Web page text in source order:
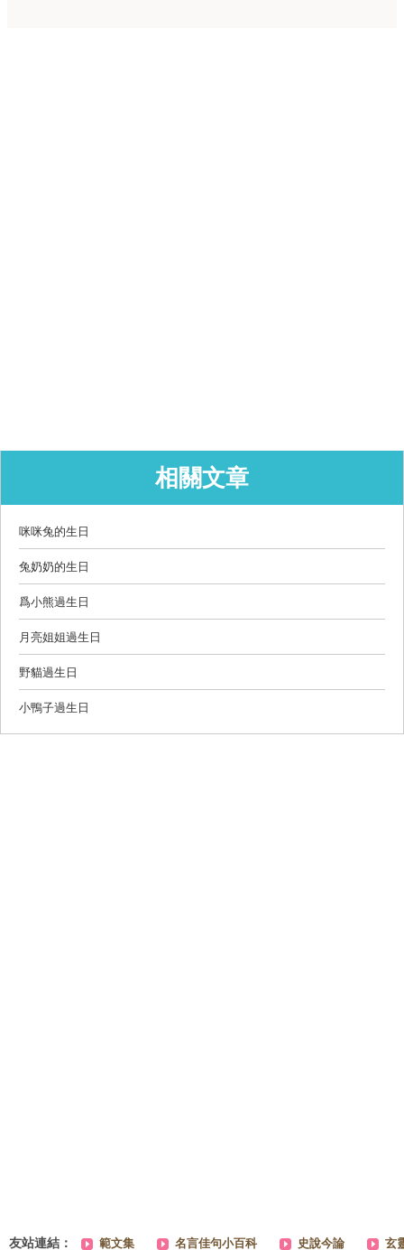
相關文章
咪咪兔的生日
兔奶奶的生日
爲小熊過生日
月亮姐姐過生日
野貓過生日
小鴨子過生日
友站連結： 範文集 名言佳句小百科 史說今論 玄